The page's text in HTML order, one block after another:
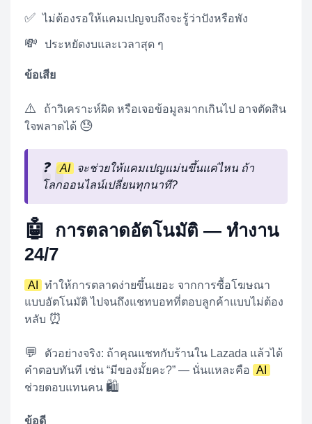
✅ ไม่ต้องรอให้แคมเปญจบถึงจะรู้ว่าปังหรือพัง
💸 ประหยัดงบและเวลาสุด ๆ
ข้อเสีย
⚠️
ถ้าวิเคราะห์ผิด หรือเจอข้อมูลมากเกินไป อาจตัดสิน
ใจพลาดได้ 😓
❓ AI
จะช่วยให้แคมเปญแม่นขึ้นแค่ไหน ถ้า
โลกออนไลน์เปลี่ยนทุกนาที?
🤖
การตลาดอัตโนมัติ — ทำงาน
24/7
AI
ทำให้การตลาดง่ายขึ้นเยอะ จากการซื้อโฆษณา
แบบอัตโนมัติ ไปจนถึงแชทบอทที่ตอบลูกค้าแบบไม่ต้อง
หลับ ⏰
💬
ตัวอย่างจริง: ถ้าคุณแชทกับร้านใน Lazada แล้วได้
คำตอบทันที เช่น “มีของมั้ยคะ?” — นั่นแหละคือ AI
ช่วยตอบแทนคน 🛍️
ข้อดี